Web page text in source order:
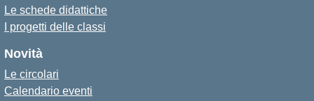
Le schede didattiche
I progetti delle classi
Novità
Le circolari
Calendario eventi